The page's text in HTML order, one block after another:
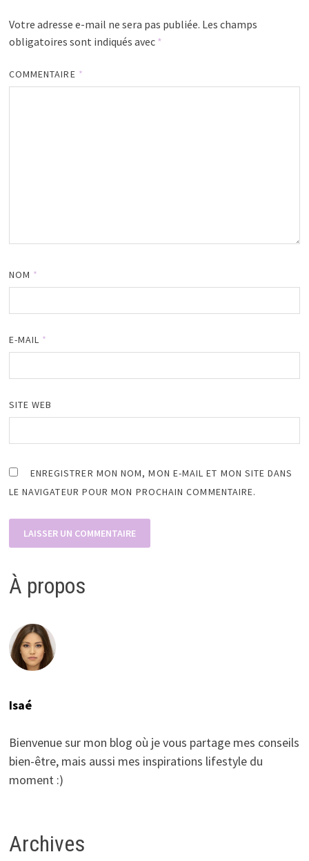
Votre adresse e-mail ne sera pas publiée. Les champs
obligatoires sont indiqués avec *
COMMENTAIRE *
NOM *
E-MAIL *
SITE WEB
ENREGISTRER MON NOM, MON E-MAIL ET MON SITE DANS
LE NAVIGATEUR POUR MON PROCHAIN COMMENTAIRE.
À propos
Isaé
Bienvenue sur mon blog où je vous partage mes conseils
bien-être, mais aussi mes inspirations lifestyle du
moment :)
Archives